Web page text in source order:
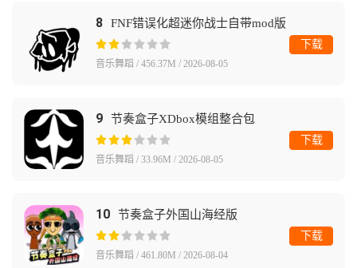
8 FNF错误化超迷你战士自带mod版
音乐舞蹈 / 456.37M / 2026-08-05
下载
9 节奏盒子XDbox模组整合包
音乐舞蹈 / 33.96M / 2026-08-05
下载
10 节奏盒子外国山海经版
音乐舞蹈 / 461.80M / 2026-08-04
下载